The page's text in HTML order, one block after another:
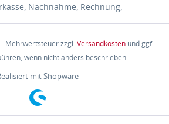
Nachnahme, Rechnung,
Mehrwertsteuer zzgl.Versandkosten und ggf.
wenn nicht anders beschrieben
mit Shopware